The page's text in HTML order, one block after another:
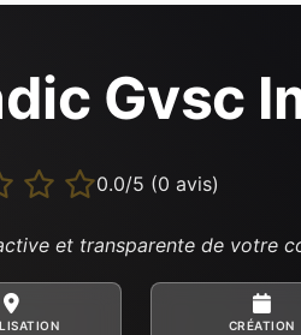
Gvsc
0.0/5 (0 avis)
et transparente de votre
CRÉATION